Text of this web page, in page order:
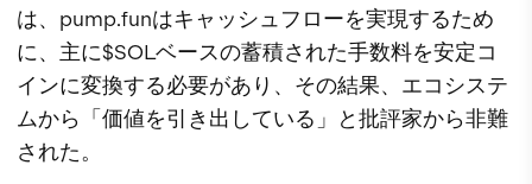
は、pump.funはキャッシュフローを実現するため
に、主に$SOLベースの蓄積された手数料を安定コ
インに変換する必要があり、その結果、エコシステ
ムから「価値を引き出している」と批評家から非難
された。